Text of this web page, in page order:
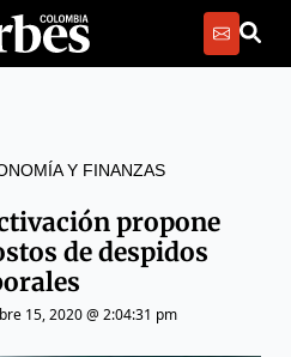
Y FINANZAS
propone
de despidos
15, 2020 @ 2:04:31 pm